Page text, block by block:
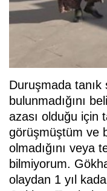
Duruşmada tanık
bulunmadığını
azası olduğu için
görüşmüştüm ve
olmadığını veya
bilmiyorum.
olaydan 1 yıl